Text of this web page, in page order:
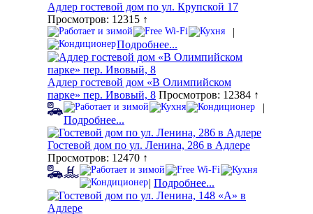
Адлер гостевой дом по ул. Крупской 17
Просмотров: 12315 ↑
|
Подробнее...
Адлер гостевой дом «В Олимпийском
парке» пер. Ивовый, 8 Просмотров: 12384 ↑
|
Подробнее...
Гостевой дом по ул. Ленина, 286 в Адлере
Просмотров: 12470 ↑
| Подробнее...